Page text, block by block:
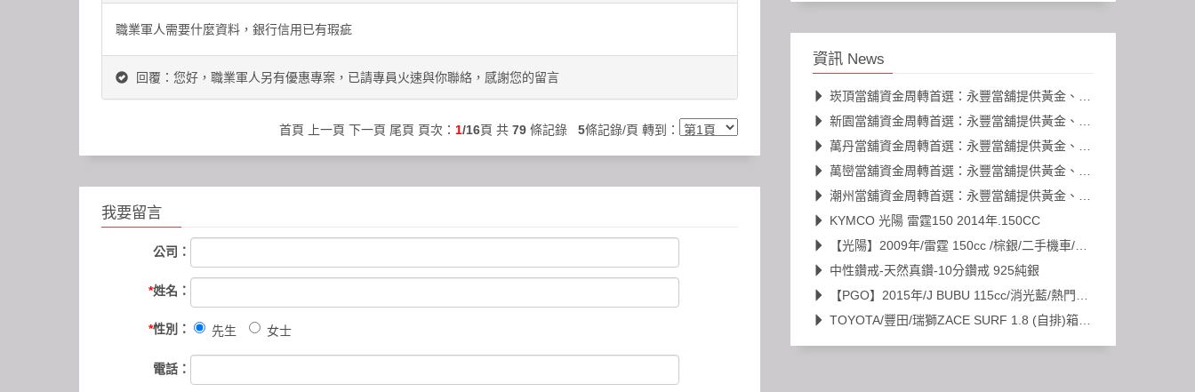
職業軍人需要什麼資料，銀行信用已有瑕疵
回覆：您好，職業軍人另有優惠專案，已請專員火速與你聯絡，感謝您的留言
首頁 上一頁 下一頁 尾頁 頁次： 1/16頁 共 79 條記錄 5條記錄/頁 轉到：
我要留言
公司：
*姓名：
*性別： 先生 女士
電話：
資訊 News
崁頂當舖資金周轉首選：永豐當舖提供黃金、名錶、K金高價典當
新園當舖資金周轉首選：永豐當舖提供黃金、名錶、K金高價典當
萬丹當舖資金周轉首選：永豐當舖提供黃金、名錶、K金高價典當
萬巒當舖資金周轉首選：永豐當舖提供黃金、名錶、K金高價典當
潮州當舖資金周轉首選：永豐當舖提供黃金、名錶、K金高價典當
KYMCO 光陽 雷霆150 2014年.150CC
【光陽】2009年/雷霆 150cc /棕銀/二手機車/代步車
中性鑽戒-天然真鑽-10分鑽戒 925純銀
【PGO】2015年/J BUBU 115cc/消光藍/熱門車款/二手機車/代步車
TOYOTA/豐田/瑞獅ZACE SURF 1.8 (自排)箱型車